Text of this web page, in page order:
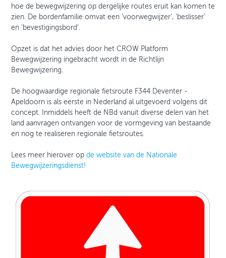
hoe de bewegwijzering op dergelijke routes eruit kan komen te
zien. De bordenfamilie omvat een ‘voorwegwijzer’, ‘beslisser’
en ‘bevestigingsbord’.
Opzet is dat het advies door het CROW Platform
Bewegwijzering ingebracht wordt in de Richtlijn
Bewegwijzering.
De hoogwaardige regionale fietsroute F344 Deventer -
Apeldoorn is als eerste in Nederland al uitgevoerd volgens dit
concept. Inmiddels heeft de NBd vanuit diverse delen van het
land aanvragen ontvangen voor de vormgeving van bestaande
en nog te realiseren regionale fietsroutes.
Lees meer hierover op de website van de Nationale
Bewegwijzeringsdienst!